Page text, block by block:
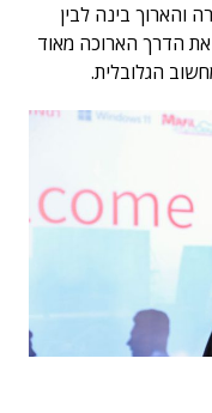
והארוך בינה לבין
את הדרך הארוכה מאוד
הגלובלית.